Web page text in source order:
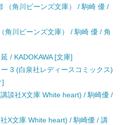
（角川ビーンズ文庫） / 駒崎 優 /
角川ビーンズ文庫） / 駒崎 優 / 角
/ KADOKAWA [文庫]
3 (白泉社レディースコミックス)
]
談社X文庫 White heart) / 駒崎優 /
X文庫 White heart) / 駒崎優 / 講